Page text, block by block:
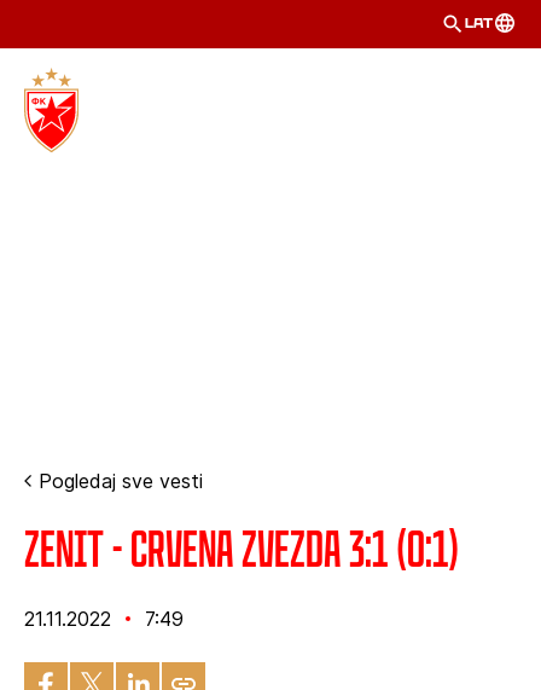
LAT
Pogledaj sve vesti
Zenit - Crvena zvezda 3:1 (0:1)
21.11.2022 7:49